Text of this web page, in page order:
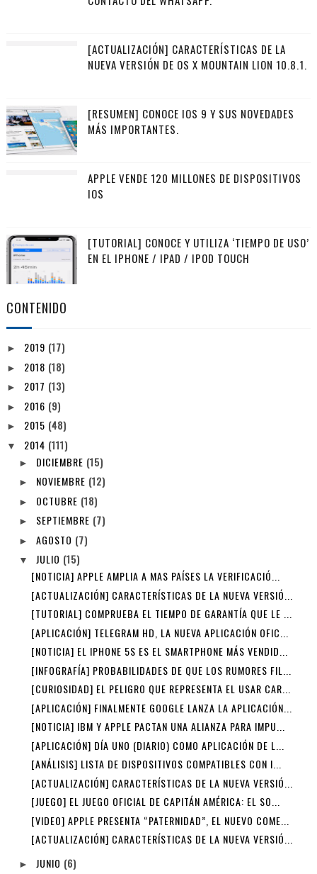
[ACTUALIZACIÓN] CARACTERÍSTICAS DE LA
NUEVA VERSIÓN DE OS X MOUNTAIN LION 10.8.1.
[RESUMEN] CONOCE IOS 9 Y SUS NOVEDADES
MÁS IMPORTANTES.
APPLE VENDE 120 MILLONES DE DISPOSITIVOS
IOS
[TUTORIAL] CONOCE Y UTILIZA ‘TIEMPO DE USO’
EN EL IPHONE / IPAD / IPOD TOUCH
CONTENIDO
► 2019 (17)
► 2018 (18)
► 2017 (13)
► 2016 (9)
► 2015 (48)
▼ 2014 (111)
► DICIEMBRE (15)
► NOVIEMBRE (12)
► OCTUBRE (18)
► SEPTIEMBRE (7)
► AGOSTO (7)
▼ JULIO (15)
[NOTICIA] APPLE AMPLIA A MAS PAÍSES LA VERIFICACIÓ...
[ACTUALIZACIÓN] CARACTERÍSTICAS DE LA NUEVA VERSIÓ...
[TUTORIAL] COMPRUEBA EL TIEMPO DE GARANTÍA QUE LE ...
[APLICACIÓN] TELEGRAM HD, LA NUEVA APLICACIÓN OFIC...
[NOTICIA] EL IPHONE 5S ES EL SMARTPHONE MÁS VENDID...
[INFOGRAFÍA] PROBABILIDADES DE QUE LOS RUMORES FIL...
[CURIOSIDAD] EL PELIGRO QUE REPRESENTA EL USAR CAR...
[APLICACIÓN] FINALMENTE GOOGLE LANZA LA APLICACIÓN...
[NOTICIA] IBM Y APPLE PACTAN UNA ALIANZA PARA IMPU...
[APLICACIÓN] DÍA UNO (DIARIO) COMO APLICACIÓN DE L...
[ANÁLISIS] LISTA DE DISPOSITIVOS COMPATIBLES CON I...
[ACTUALIZACIÓN] CARACTERÍSTICAS DE LA NUEVA VERSIÓ...
[JUEGO] EL JUEGO OFICIAL DE CAPITÁN AMÉRICA: EL SO...
[VIDEO] APPLE PRESENTA “PATERNIDAD”, EL NUEVO COME...
[ACTUALIZACIÓN] CARACTERÍSTICAS DE LA NUEVA VERSIÓ...
► JUNIO (6)